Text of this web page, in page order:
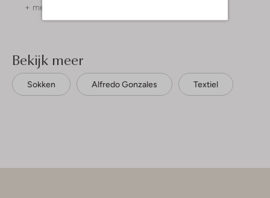
+ meer kleuren
Bekijk meer
Sokken Alfredo Gonzales Textiel